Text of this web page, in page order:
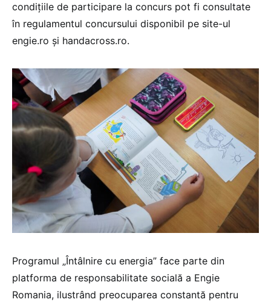
condițiile de participare la concurs pot fi consultate
în regulamentul concursului disponibil pe site-ul
engie.ro și handacross.ro.
Programul „Întâlnire cu energia” face parte din
platforma de responsabilitate socială a Engie
Romania, ilustrând preocuparea constantă pentru